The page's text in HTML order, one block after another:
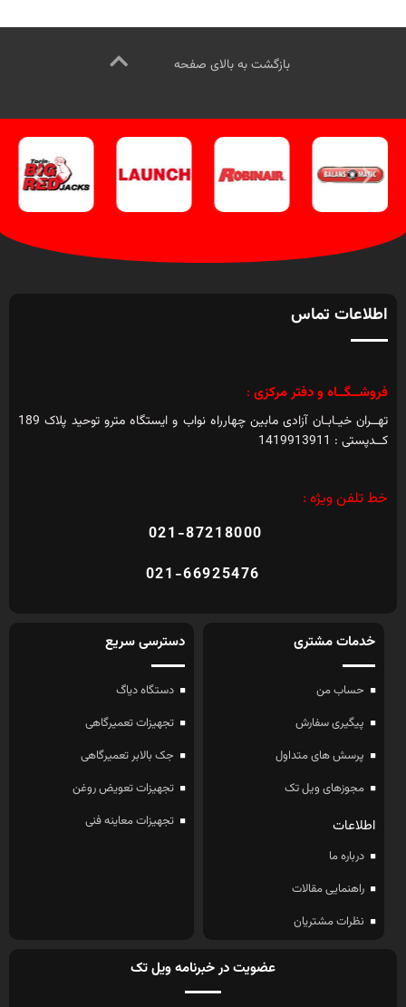
کانال اینستاگرام ویل تک کلیک کنید.
بازگشت به بالای صفحه
اطلاعات تماس
فروشــگــاه و دفتر مرکزی :
تهــران خیـابـان آزادی مابین چهارراه نواب و ایستگاه مترو توحید پلاک 189
کــدپستی : 1419913911
خط تلفن ویژه :
021-87218000
021-66925476
خدمات مشتری
حساب من
پیگیری سفارش
پرسش های متداول
مجوزهای ویل تک
اطلاعات
درباره ما
راهنمایی مقالات
نظرات مشتریان
دسترسی سریع
دستگاه دیاگ
تجهیزات تعمیرگاهی
جک بالابر تعمیرگاهی
تجهیزات تعویض روغن
تجهیزات معاینه فنی
عضویت در خبرنامه ویل تک